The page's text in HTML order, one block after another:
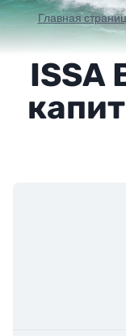
Главная
ISSA